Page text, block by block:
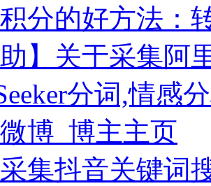
分的好方法：
助】关于采集阿
分词,情感
博_博主主页
集抖音关键词